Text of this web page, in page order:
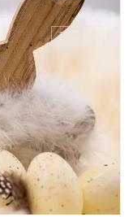
26 mar